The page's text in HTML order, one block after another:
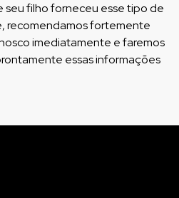
seu filho forneceu esse tipo de
recomendamos fortemente
imediatamente e faremos
essas informações